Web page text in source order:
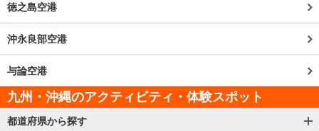
徳之島空港
沖永良部空港
与論空港
九州・沖縄のアクティビティ・体験スポット
都道府県から探す